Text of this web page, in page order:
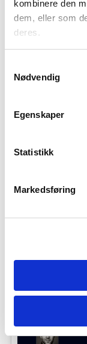
kombinere den
dem, eller som
deres.
Nødvendig
Egenskaper
Statistikk
Markedsføring
i Civil 3D og Focus
Webinar